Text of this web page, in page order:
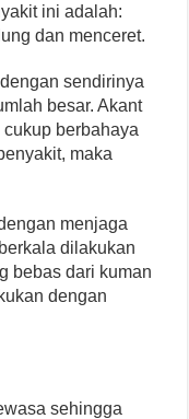
ini adalah:
dan menceret.
sendirinya
besar. Akant
berbahaya
maka
menjaga
dilakukan
bebas dari kuman
dengan
sehingga